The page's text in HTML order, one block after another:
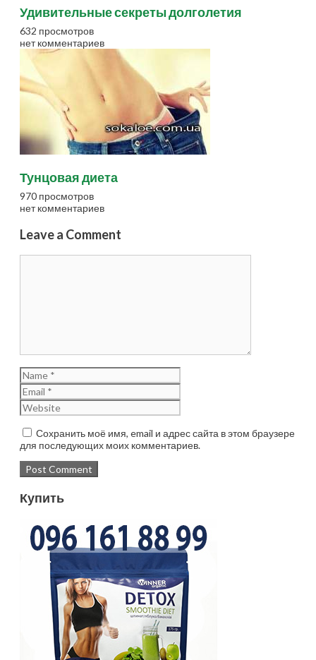
Удивительные секреты долголетия
632 просмотров
нет комментариев
Тунцовая диета
970 просмотров
нет комментариев
Leave a Comment
Сохранить моё имя, email и адрес сайта в этом браузере
для последующих моих комментариев.
Купить